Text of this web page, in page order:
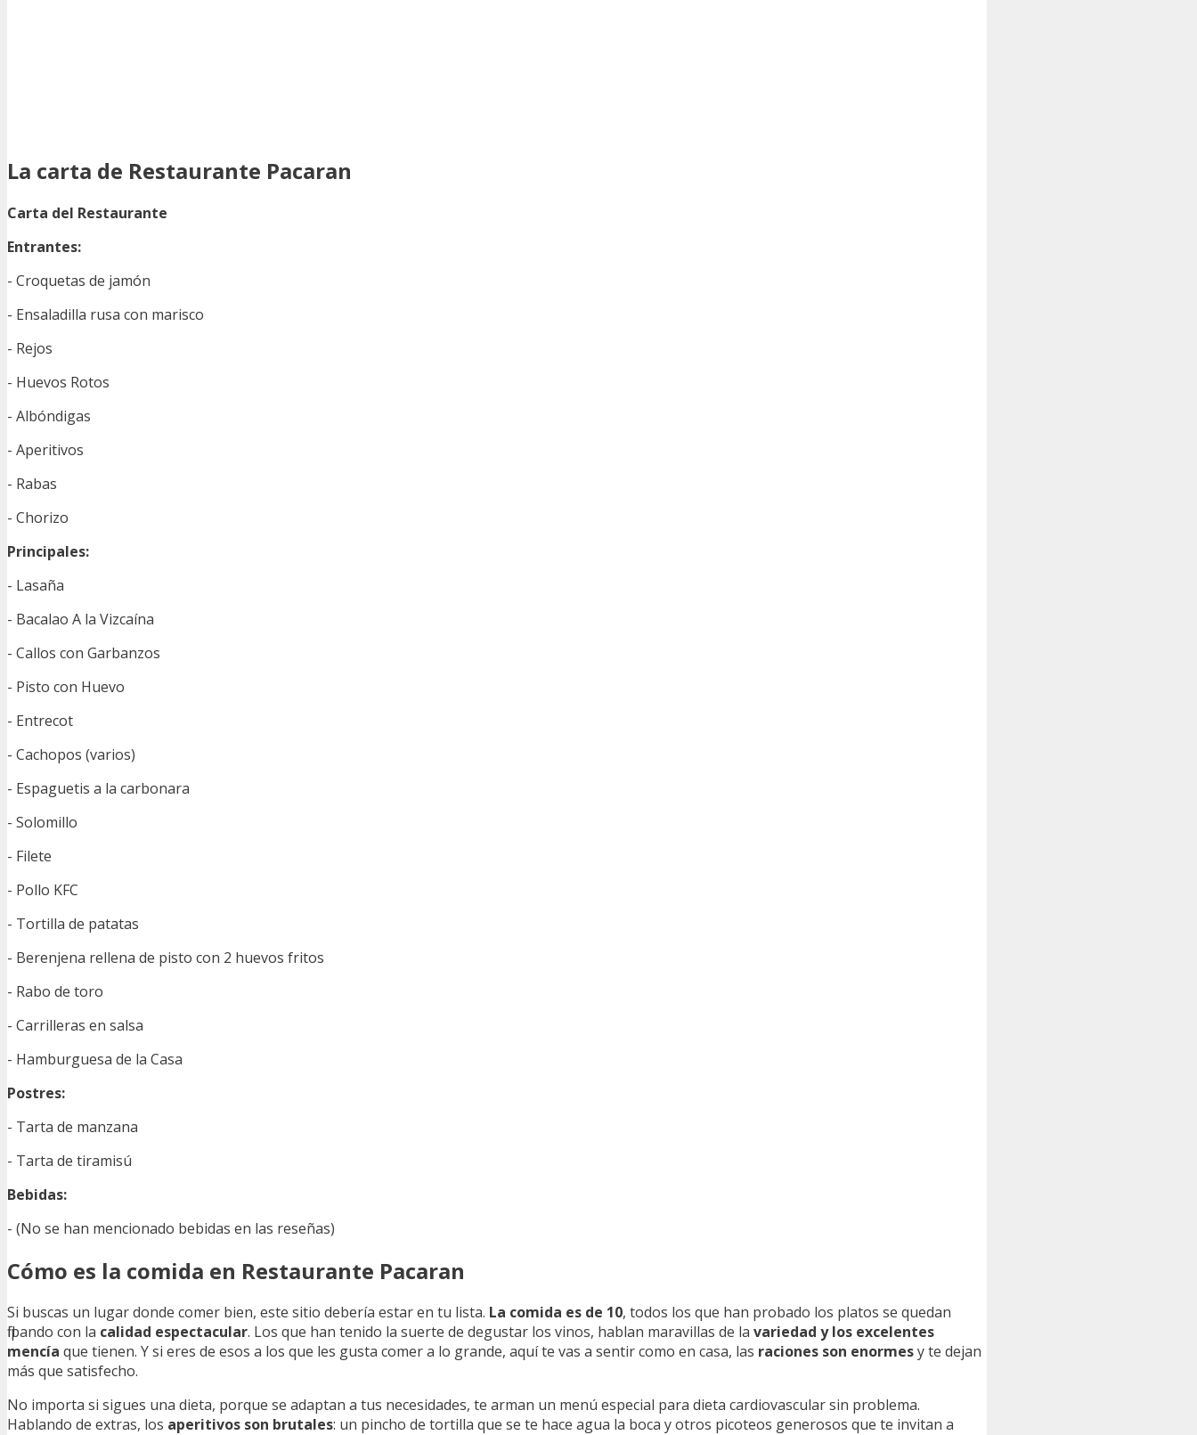
La carta de Restaurante Pacaran
Carta del Restaurante
Entrantes:
- Croquetas de jamón
- Ensaladilla rusa con marisco
- Rejos
- Huevos Rotos
- Albóndigas
- Aperitivos
- Rabas
- Chorizo
Principales:
- Lasaña
- Bacalao A la Vizcaína
- Callos con Garbanzos
- Pisto con Huevo
- Entrecot
- Cachopos (varios)
- Espaguetis a la carbonara
- Solomillo
- Filete
- Pollo KFC
- Tortilla de patatas
- Berenjena rellena de pisto con 2 huevos fritos
- Rabo de toro
- Carrilleras en salsa
- Hamburguesa de la Casa
Postres:
- Tarta de manzana
- Tarta de tiramisú
Bebidas:
- (No se han mencionado bebidas en las reseñas)
Cómo es la comida en Restaurante Pacaran
Si buscas un lugar donde comer bien, este sitio debería estar en tu lista. La comida es de 10, todos los que han probado los platos se quedan
flipando con la calidad espectacular. Los que han tenido la suerte de degustar los vinos, hablan maravillas de la variedad y los excelentes
mencía que tienen. Y si eres de esos a los que les gusta comer a lo grande, aquí te vas a sentir como en casa, las raciones son enormesy te dejan
más que satisfecho.
No importa si sigues una dieta, porque se adaptan a tus necesidades, te arman un menú especial para dieta cardiovascular sin problema.
Hablando de extras, los aperitivos son brutales: un pincho de tortilla que se te hace agua la boca y otros picoteos generosos que te invitan a